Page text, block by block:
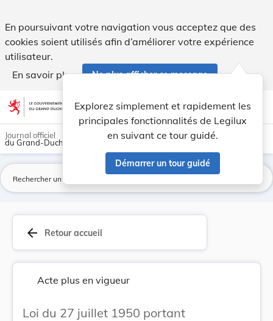
En poursuivant votre navigation vous acceptez que des
cookies soient utilisés afin d’améliorer votre expérience
utilisateur.
En savoir plus
Ne plus afficher ce message
Aller au contenu account_circle help Aide
Explorez simplement et rapidement les
principales fonctionnalités de Legilux
en suivant ce tour guidé.
Démarrer un tour guidé
light_mode dark_mode
Journal officiel
du Grand-Duché de Luxembourg
arrow_back Retour accueil
Acte plus en vigueur
Loi du 27 juillet 1950 portant